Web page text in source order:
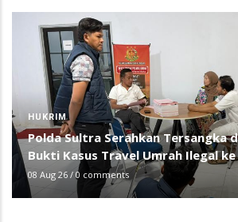
HUKRIM
Polda Sultra Serahkan Tersangka
Bukti Kasus Travel Umrah Ilegal
08 Aug 26 / 0 comments